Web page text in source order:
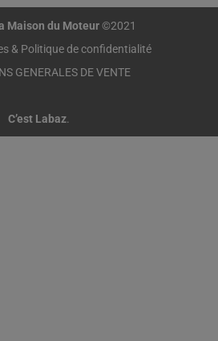
Maison du Moteur©2021
& Politique de confidentialité
GENERALES DE VENTE
C’est Labaz.